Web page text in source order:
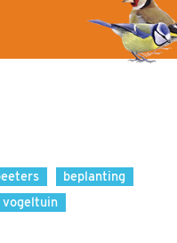
beplanting
vogeltuin